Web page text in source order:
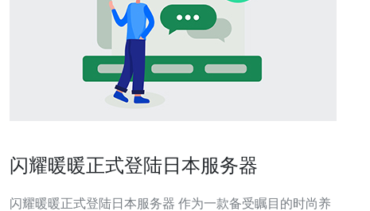
闪耀暖暖正式登陆日本服务器
闪耀暖暖正式登陆日本服务器 作为一款备受瞩目的时尚养